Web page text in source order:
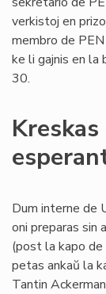
verkistoj en
membro de
ke li gajnis en la
30.
Dum interne de
oni preparas sin
(post la kapo de
petas ankaŭ la
Tantin